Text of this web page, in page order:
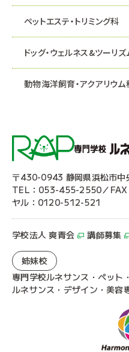
ペットエステ・トリミング科
ドッグ・ウェルネス&ツーリズ
動物海洋飼育・アクアリウム
〒430-0943 静岡県浜松市
TEL：053-455-2550／
ヤル：0120-512-521
学校法人 爽青会 講師募集
姉妹校
専門学校ルネサンス・ペット
ルネサンス・デザイン・美容